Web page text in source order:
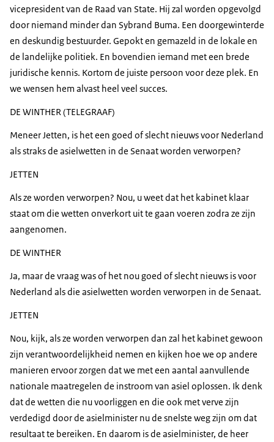
vicepresident van de Raad van State. Hij zal worden opgevolgd
door niemand minder dan Sybrand Buma. Een doorgewinterde
en deskundig bestuurder. Gepokt en gemazeld in de lokale en
de landelijke politiek. En bovendien iemand met een brede
juridische kennis. Kortom de juiste persoon voor deze plek. En
we wensen hem alvast heel veel succes.
DE WINTHER (TELEGRAAF)
Meneer Jetten, is het een goed of slecht nieuws voor Nederland
als straks de asielwetten in de Senaat worden verworpen?
JETTEN
Als ze worden verworpen? Nou, u weet dat het kabinet klaar
staat om die wetten onverkort uit te gaan voeren zodra ze zijn
aangenomen.
DE WINTHER
Ja, maar de vraag was of het nou goed of slecht nieuws is voor
Nederland als die asielwetten worden verworpen in de Senaat.
JETTEN
Nou, kijk, als ze worden verworpen dan zal het kabinet gewoon
zijn verantwoordelijkheid nemen en kijken hoe we op andere
manieren ervoor zorgen dat we met een aantal aanvullende
nationale maatregelen de instroom van asiel oplossen. Ik denk
dat de wetten die nu voorliggen en die ook met verve zijn
verdedigd door de asielminister nu de snelste weg zijn om dat
resultaat te bereiken. En daarom is de asielminister, de heer